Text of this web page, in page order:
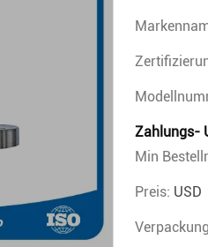
Zahlungs-
Min
Preis: USD